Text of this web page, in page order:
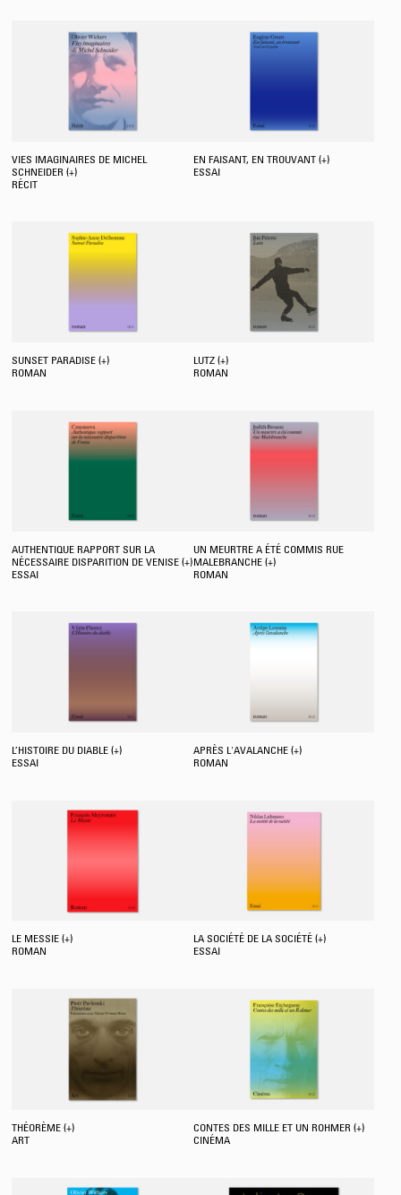
VIES IMAGINAIRES DE MICHEL
SCHNEIDER (+)
RÉCIT
EN FAISANT, EN TROUVANT (+)
ESSAI
SUNSET PARADISE (+)
ROMAN
LUTZ (+)
ROMAN
AUTHENTIQUE RAPPORT SUR LA
NÉCESSAIRE DISPARITION DE VENISE (+)
ESSAI
UN MEURTRE A ÉTÉ COMMIS RUE
MALEBRANCHE (+)
ROMAN
L’HISTOIRE DU DIABLE (+)
ESSAI
APRÈS L'AVALANCHE (+)
ROMAN
LE MESSIE (+)
ROMAN
LA SOCIÉTÉ DE LA SOCIÉTÉ (+)
ESSAI
THÉORÈME (+)
ART
CONTES DES MILLE ET UN ROHMER (+)
CINÉMA